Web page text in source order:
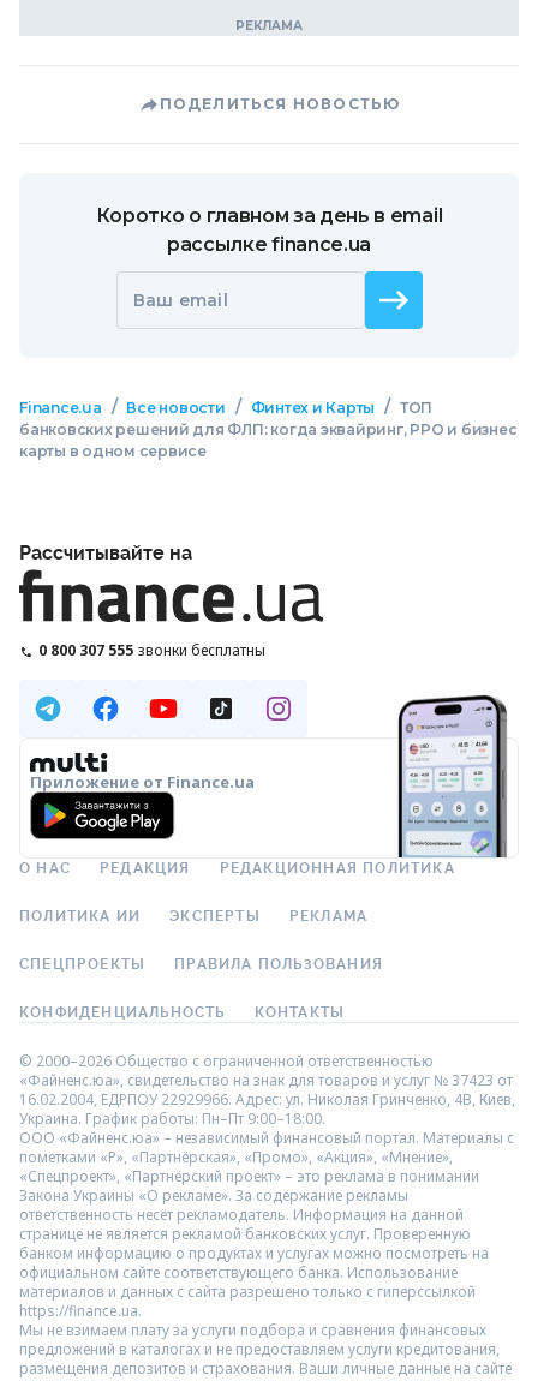
ПОДЕЛИТЬСЯ НОВОСТЬЮ
Коротко о главном за день в email
рассылке finance.ua
Ваш email
Finance.ua / Все новости / Финтех и Карты / ТОП
банковских решений для ФЛП: когда эквайринг, РРО и бизнес
карты в одном сервисе
Рассчитывайте на
0 800 307 555 звонки бесплатны
Приложение от Finance.ua
О НАС РЕДАКЦИЯ РЕДАКЦИОННАЯ ПОЛИТИКА
ПОЛИТИКА ИИ ЭКСПЕРТЫ РЕКЛАМА
СПЕЦПРОЕКТЫ ПРАВИЛА ПОЛЬЗОВАНИЯ
КОНФИДЕНЦИАЛЬНОСТЬ КОНТАКТЫ
© 2000–2026 Общество с ограниченной ответственностью
«Файненс.юа», свидетельство на знак для товаров и услуг № 37423 от
16.02.2004, ЕДРПОУ 22929966. Адрес: ул. Николая Гринченко, 4В, Киев,
Украина. График работы: Пн–Пт 9:00–18:00.
ООО «Файненс.юа» – независимый финансовый портал. Материалы с
пометками «Р», «Партнёрская», «Промо», «Акция», «Мнение»,
«Спецпроект», «Партнёрский проект» – это реклама в понимании
Закона Украины «О рекламе». За содержание рекламы
ответственность несёт рекламодатель. Информация на данной
странице не является рекламой банковских услуг. Проверенную
банком информацию о продуктах и услугах можно посмотреть на
официальном сайте соответствующего банка. Использование
материалов и данных с сайта разрешено только с гиперссылкой
https://finance.ua.
Мы не взимаем плату за услуги подбора и сравнения финансовых
предложений в каталогах и не предоставляем услуги кредитования,
размещения депозитов и страхования. Ваши личные данные на сайте